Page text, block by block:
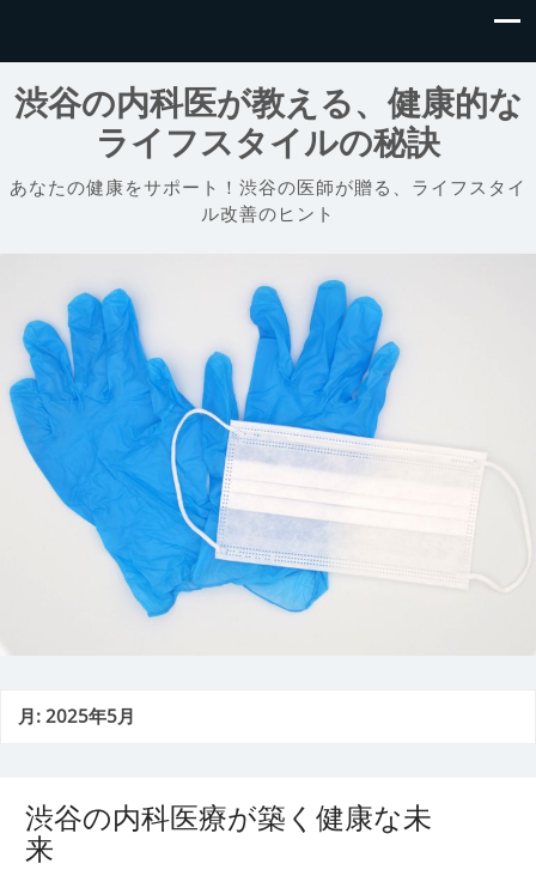
渋谷の内科医が教える、健康的な
ライフスタイルの秘訣
あなたの健康をサポート！渋谷の医師が贈る、ライフスタイ
ル改善のヒント
月:2025年5月
渋谷の内科医療が築く健康な未
来